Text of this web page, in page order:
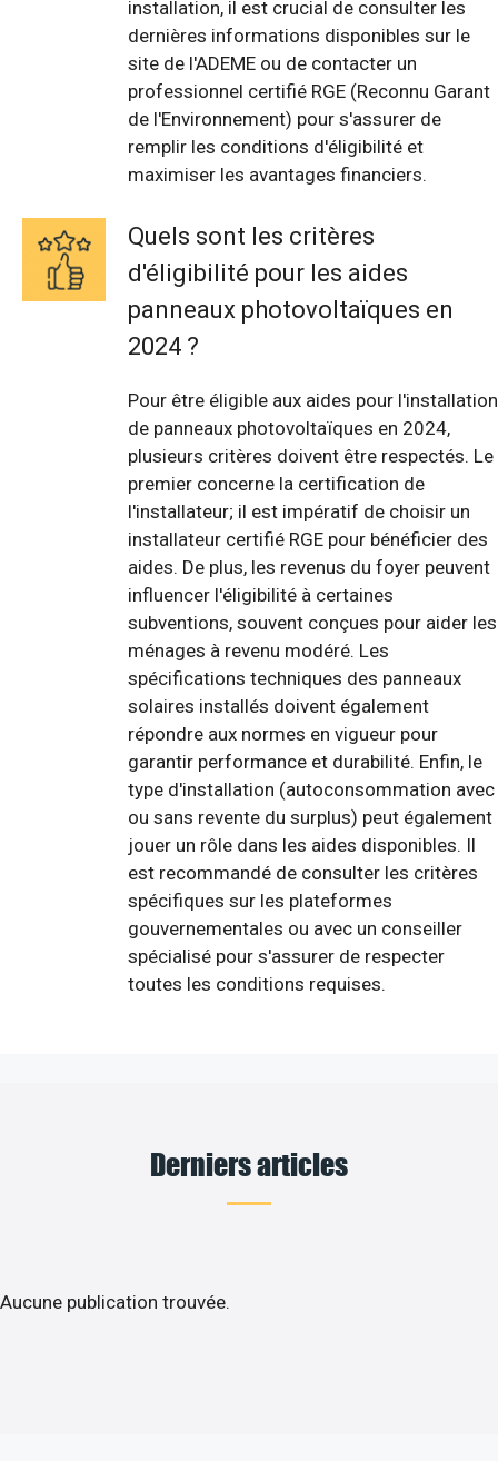
installation, il est crucial de consulter les
dernières informations disponibles sur le
site de l'ADEME ou de contacter un
professionnel certifié RGE (Reconnu Garant
de l'Environnement) pour s'assurer de
remplir les conditions d'éligibilité et
maximiser les avantages financiers.
Quels sont les critères
d'éligibilité pour les aides
panneaux photovoltaïques en
2024 ?
Pour être éligible aux aides pour l'installation
de panneaux photovoltaïques en 2024,
plusieurs critères doivent être respectés. Le
premier concerne la certification de
l'installateur; il est impératif de choisir un
installateur certifié RGE pour bénéficier des
aides. De plus, les revenus du foyer peuvent
influencer l'éligibilité à certaines
subventions, souvent conçues pour aider les
ménages à revenu modéré. Les
spécifications techniques des panneaux
solaires installés doivent également
répondre aux normes en vigueur pour
garantir performance et durabilité. Enfin, le
type d'installation (autoconsommation avec
ou sans revente du surplus) peut également
jouer un rôle dans les aides disponibles. Il
est recommandé de consulter les critères
spécifiques sur les plateformes
gouvernementales ou avec un conseiller
spécialisé pour s'assurer de respecter
toutes les conditions requises.
Derniers articles
Aucune publication trouvée.